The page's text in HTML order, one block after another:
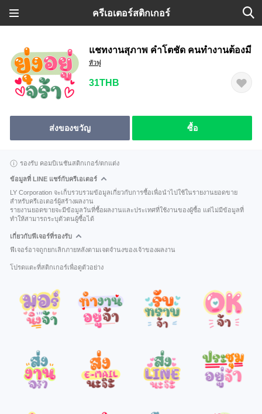
ครีเอเตอร์สติกเกอร์
แชทงานสุภาพ คำโตชัด คนทำงานต้องมี
หัวฟู
31THB
ส่งของขวัญ ซื้อ
รองรับ คอมบิเนชันสติกเกอร์/ตกแต่ง
ข้อมูลที่ LINE แชร์กับครีเอเตอร์
LY Corporation จะเก็บรวบรวมข้อมูลเกี่ยวกับการซื้อเพื่อนำไปใช้ในรายงานยอดขาย
สำหรับครีเอเตอร์ผู้สร้างผลงาน
รายงานยอดขายจะมีข้อมูลวันที่ซื้อผลงานและประเทศที่ใช้งานของผู้ซื้อ แต่ไม่มีข้อมูลที่
ทำให้สามารถระบุตัวตนผู้ซื้อได้
เกี่ยวกับฟีเจอร์ที่รองรับ
ฟีเจอร์อาจถูกยกเลิกภายหลังตามเจตจำนงของเจ้าของผลงาน
โปรดแตะที่สติกเกอร์เพื่อดูตัวอย่าง